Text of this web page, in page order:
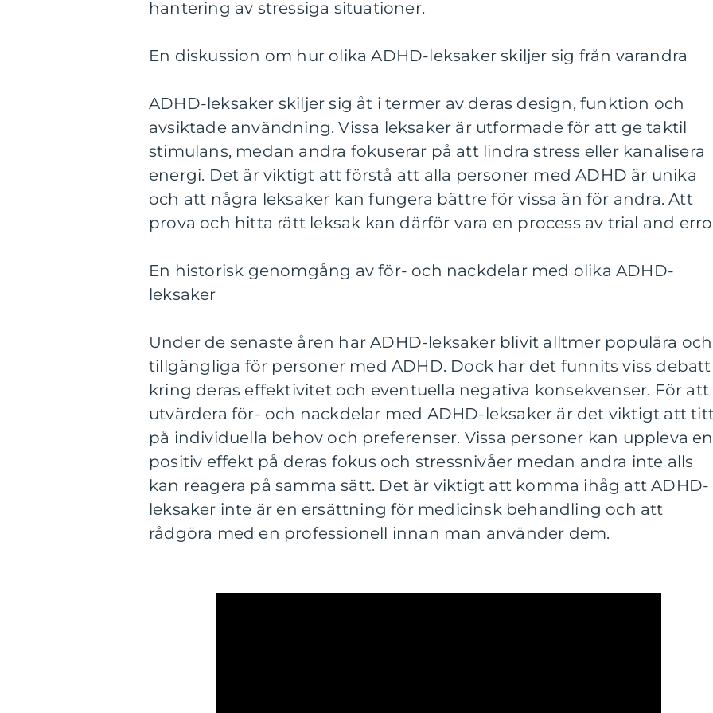
hantering av stressiga situationer.
En diskussion om hur olika ADHD-leksaker skiljer sig från varandra
ADHD-leksaker skiljer sig åt i termer av deras design, funktion och
avsiktade användning. Vissa leksaker är utformade för att ge taktil
stimulans, medan andra fokuserar på att lindra stress eller kanalisera
energi. Det är viktigt att förstå att alla personer med ADHD är unika
och att några leksaker kan fungera bättre för vissa än för andra. Att
prova och hitta rätt leksak kan därför vara en process av trial and
En historisk genomgång av för- och nackdelar med olika ADHD-
leksaker
Under de senaste åren har ADHD-leksaker blivit alltmer populära och
tillgängliga för personer med ADHD. Dock har det funnits viss debatt
kring deras effektivitet och eventuella negativa konsekvenser. För att
utvärdera för- och nackdelar med ADHD-leksaker är det viktigt att
på individuella behov och preferenser. Vissa personer kan uppleva en
positiv effekt på deras fokus och stressnivåer medan andra inte alls
kan reagera på samma sätt. Det är viktigt att komma ihåg att ADHD-
leksaker inte är en ersättning för medicinsk behandling och att
rådgöra med en professionell innan man använder dem.